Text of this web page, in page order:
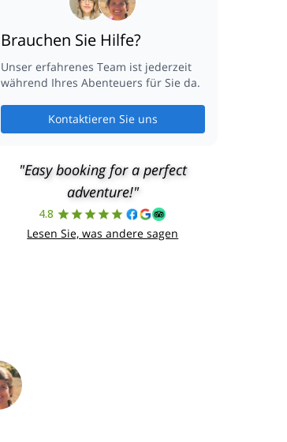
Brauchen Sie Hilfe?
Unser erfahrenes Team ist jederzeit
während Ihres Abenteuers für Sie da.
Kontaktieren Sie uns
"Easy booking for a perfect
adventure!"
4.8
Lesen Sie, was andere sagen